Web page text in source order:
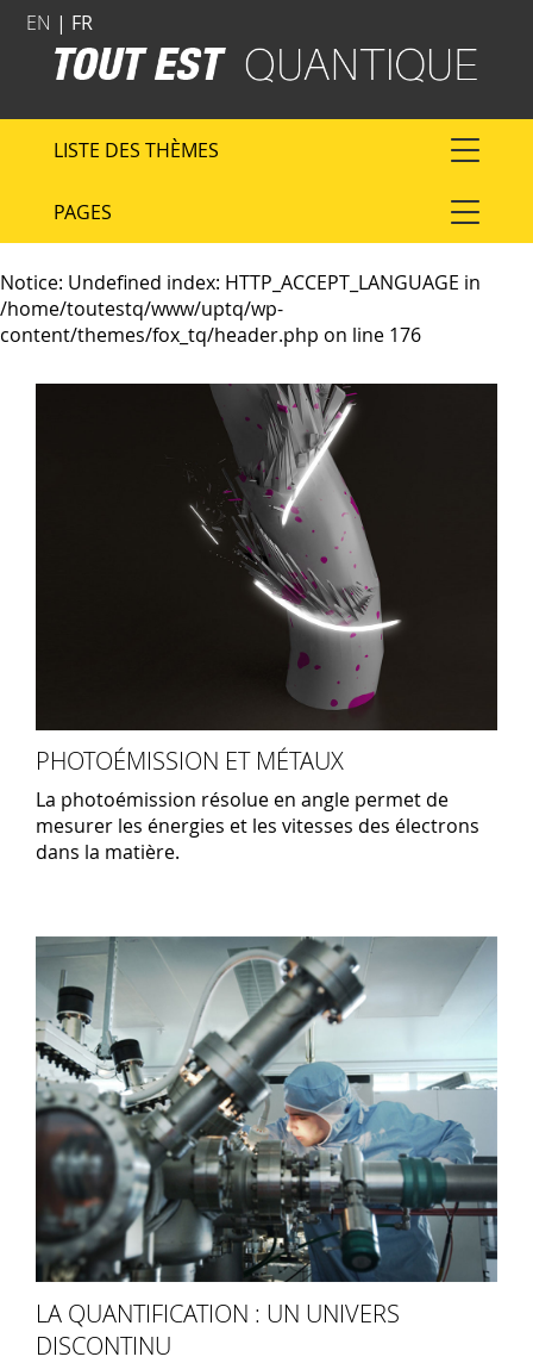
EN | FR
LISTE DES THÈMES
PAGES
Notice: Undefined index: HTTP_ACCEPT_LANGUAGE in
/home/toutestq/www/uptq/wp-
content/themes/fox_tq/header.php on line 176
PHOTOÉMISSION ET MÉTAUX
La photoémission résolue en angle permet de
mesurer les énergies et les vitesses des électrons
dans la matière.
LA QUANTIFICATION : UN UNIVERS
DISCONTINU